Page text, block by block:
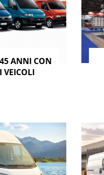
ANNI CON
VEICOLI